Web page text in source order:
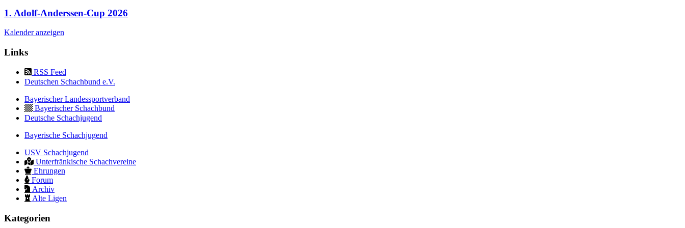
1. Adolf-Anderssen-Cup 2026
Kalender anzeigen
Links
RSS Feed
Deutschen Schachbund e.V.
Bayerischer Landessportverband
Bayerischer Schachbund
Deutsche Schachjugend
Bayerische Schachjugend
USV Schachjugend
Unterfränkische Schachvereine
Ehrungen
Forum
Archiv
Alte Ligen
Kategorien